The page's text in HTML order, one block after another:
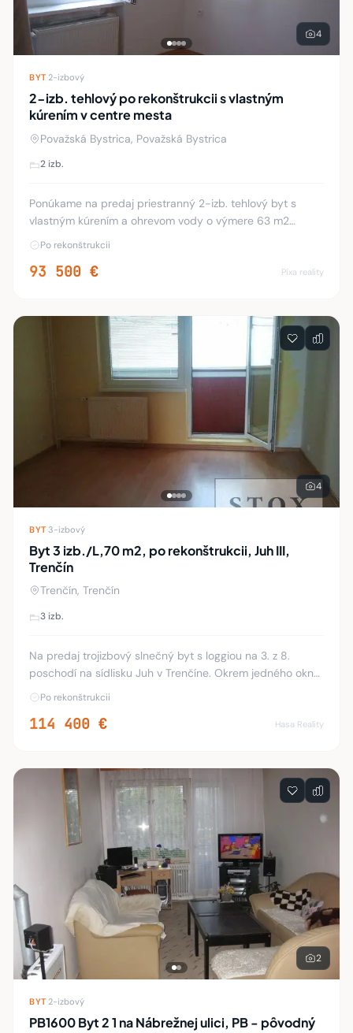
4
BYT· 2-izbový
2-izb. tehlový po rekonštrukcii s vlastným
kúrením v centre mesta
Považská Bystrica, Považská Bystrica
2 izb.
Ponúkame na predaj priestranný 2-izb. tehlový byt s
vlastným kúrením a ohrevom vody o výmere 63 m2
nachádzajúci sa na zvýšenom prízemí dvojposchodového
Po rekonštrukcii
93 500 € Pixa reality
4
BYT·3-izbový
Byt 3 izb./L,70 m2, po rekonštrukcii, Juh III,
Trenčín
Trenčín, Trenčín
3 izb.
Na predaj trojizbový slnečný byt s loggiou na 3. z 8.
poschodí na sídlisku Juh v Trenčíne. Okrem jedného okna
prešiel kompletnou rekonštrukciou. Treba vidieť.
Po rekonštrukcii
114 400 € Hasa Reality
2
BYT· 2-izbový
PB1600 Byt 2 1 na Nábrežnej ulici, PB - pôvodný